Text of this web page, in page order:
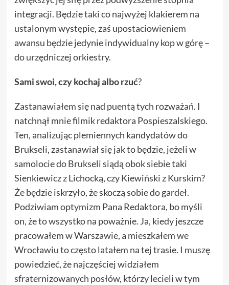
integracji. Będzie taki co najwyżej klakierem na
ustalonym występie, zaś upostaciowieniem
awansu będzie jedynie indywidualny kop w górę –
do urzędniczej orkiestry.
Sami swoi, czy kochaj albo rzuć?
Zastanawiałem się nad puentą tych rozważań. I
natchnął mnie filmik redaktora Pospieszalskiego.
Ten, analizując plemiennych kandydatów do
Brukseli, zastanawiał się jak to będzie, jeżeli w
samolocie do Brukseli siądą obok siebie taki
Sienkiewicz z Lichocką, czy Kiewiński z Kurskim?
Że będzie iskrzyło, że skoczą sobie do gardeł.
Podziwiam optymizm Pana Redaktora, bo myśli
on, że to wszystko na poważnie. Ja, kiedy jeszcze
pracowałem w Warszawie, a mieszkałem we
Wrocławiu to często latałem na tej trasie. I muszę
powiedzieć, że najczęściej widziałem
sfraternizowanych posłów, którzy lecieli w tym